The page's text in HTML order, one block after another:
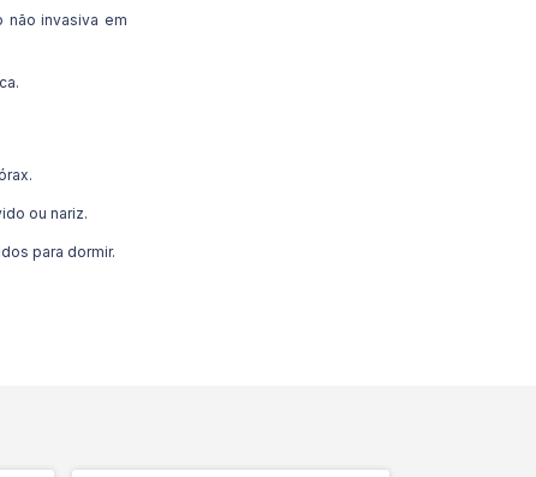
não invasiva em
ou nariz.
para dormir.